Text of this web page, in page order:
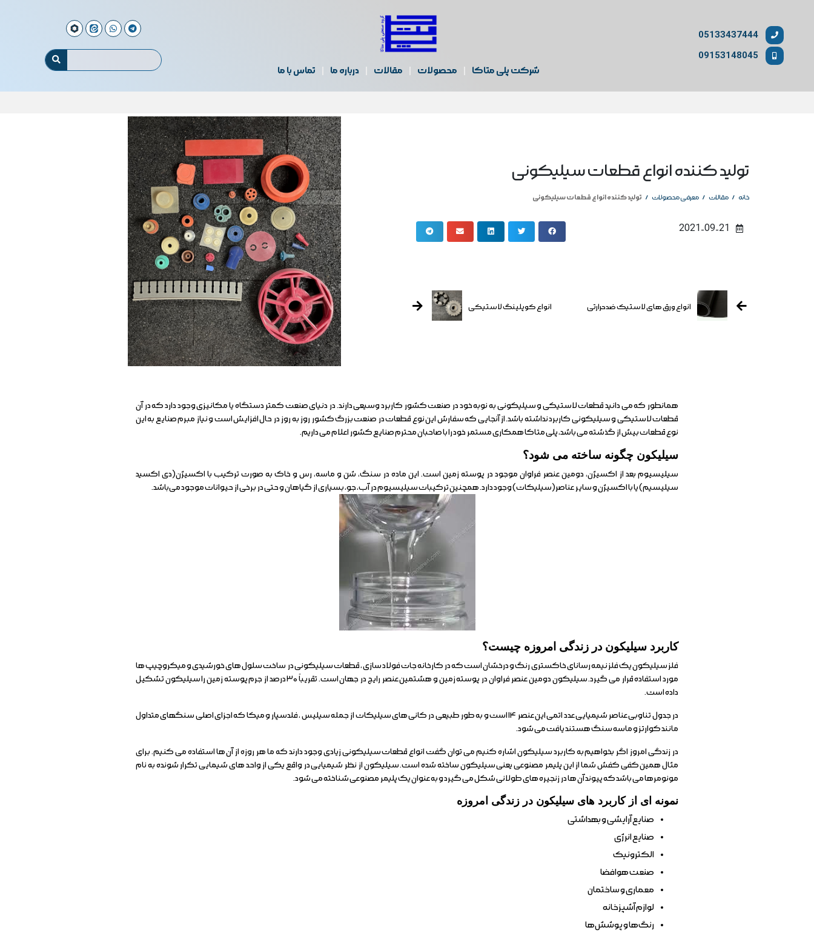
05133437444
09153148045
شرکت پلی متاکا محصولات مقالات درباره ما تماس با ما
تولید کننده انواع قطعات سیلیکونی
خانه / مقالات / معرفی محصولات / تولید کننده انواع قطعات سیلیکونی
2021-09-21
انواع ورق های لاستیک ضدحرارتی انواع کوپلینگ لاستیکی
همانطور که می دانید قطعات لاستیکی و سیلیکونی به نوبه خود در صنعت کشور کاربرد وسیعی دارند. در دنیای صنعت کمتر دستگاه یا مکانیزی وجود دارد که در آن
قطعات لاستیکی و سیلیکونی کاربرد نداشته باشد. از آنجایی که سفارش این نوع قطعات در صنعت بزرگ کشور روز به روز در حال افزایش است و نیاز مبرم صنایع به این
نوع قطعات بیش از گذشته می باشد، پلی متاکا همکاری مستمر خود را با صاحبان محترم صنایع کشور اعلام می داریم.
سیلیکون چگونه ساخته می شود؟
سیلیسیوم بعد از اکسیژن، دومین عنصر فراوان موجود در پوسته زمین است. این ماده در سنگ، شن و ماسه، رس و خاک به صورت ترکیب با اکسیژن(دی اکسید
سیلیسیم) یا با اکسیژن و سایر عناصر(سیلیکات) وجود دارد. همچنین ترکیبات سیلیسیوم در آب، جو، بسیاری از گیاهان و حتی در برخی از حیوانات موجود می‌باشد.
کاربرد سیلیکون در زندگی امروزه چیست؟
فلز سیلیکون یک فلز نیمه رسانای خاکستری رنگ و درخشان است که در کارخانه جات فولاد سازی ، قطعات سیلیکونی در ساخت سلول های خورشیدی و میکروچیپ ها
مورد استفاده قرار می گیرد. سیلیکون دومین عنصر فراوان در پوسته زمین و هشتمین عنصر رایج در جهان است. تقریباً ۳۰ درصد از جرم پوسته زمین را سیلیکون تشکیل
داده است.
در جدول تناوبی عناصر شیمیایی عدد اتمی این عنصر ۱۴ است و به طور طبیعی در کانی های سیلیکات از جمله سیلیس ، فلدسپار و میکا که اجزای اصلی سنگهای متداول
مانند کوارتز و ماسه سنگ هستند یافت می شود.
در زندگی امروز اگر بخواهیم به کاربرد سیلیکون اشاره کنیم می توان گفت انواع قطعات سیلیکونی زیادی وجود دارند که ما هر روزه از آن ها استفاده می کنیم. برای
مثال همین کفی کفش شما از این پلیمر مصنوعی یعنی سیلیکون ساخته شده است. سیلیکون از نظر شیمیایی در واقع یکی از واحد های شیمایی تکرار شونده به نام
مونومرها می باشد که پیوند آن ها در زنجیره های طولانی شکل می گیرد و به عنوان یک پلیمر مصنوعی شناخته می شود.
نمونه ای از کاربرد های سیلیکون در زندگی امروزه
صنایع آرایشی و بهداشتی
صنایع انرژی
الکترونیک
صنعت هوافضا
معماری و ساختمان
لوازم آشپزخانه
رنگ‌ها و پوشش‌ها